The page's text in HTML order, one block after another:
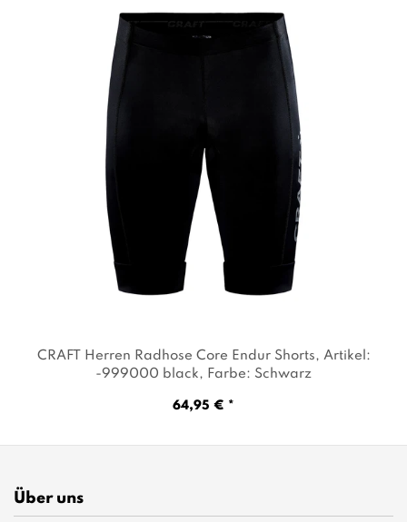
CRAFT Herren Radhose Core Endur Shorts, Artikel:
-999000 black, Farbe: Schwarz
64,95 € *
Über uns